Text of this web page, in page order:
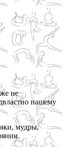
не
нашему
мудры,